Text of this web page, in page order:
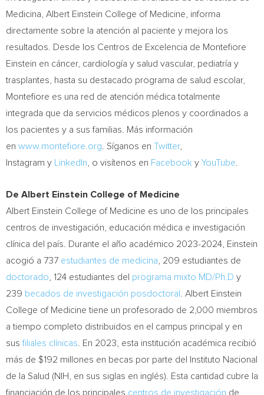
Medicina, Albert Einstein College of Medicine, informa
directamente sobre la atención al paciente y mejora los
resultados. Desde los Centros de Excelencia de Montefiore
Einstein en cáncer, cardiología y salud vascular, pediatría y
trasplantes, hasta su destacado programa de salud escolar,
Montefiore es una red de atención médica totalmente
integrada que da servicios médicos plenos y coordinados a
los pacientes y a sus familias. Más información
en www.montefiore.org . Síganos en Twitter,
Instagram y LinkedIn , o visítenos en Facebook y YouTube
De Albert Einstein College of Medicine
Albert Einstein College of Medicine es uno de los principales
centros de investigación, educación médica e investigación
clínica del país. Durante el año académico 2023-2024, Einstein
acogió a 737 estudiantes de medicina , 209 estudiantes de
doctorado , 124 estudiantes del programa mixto MD/Ph.D y
239 becados de investigación posdoctoral
Albert Einstein
College of Medicine tiene un profesorado de 2,000 miembros
a tiempo completo distribuidos en el campus principal y en
susfiliales clínicas . En 2023, esta institución académica recibió
más de $192 millones en becas por parte del Instituto Nacional
de la Salud (NIH, en sus siglas en inglés). Esta cantidad cubre la
financiación de los principales centros de investigación de